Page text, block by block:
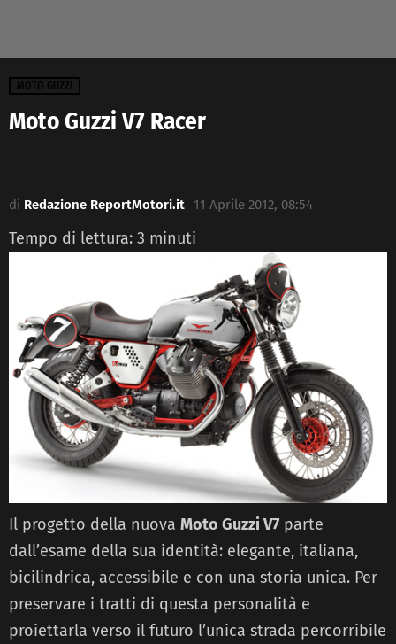
MOTO GUZZI
Moto Guzzi V7 Racer
di Redazione ReportMotori.it 11 Aprile 2012, 08:54
Tempo di lettura: 3 minuti
Il progetto della nuova Moto Guzzi V7 parte
dall’esame della sua identità: elegante, italiana,
bicilindrica, accessibile e con una storia unica. Per
preservare i tratti di questa personalità e
proiettarla verso il futuro l’unica strada percorribile